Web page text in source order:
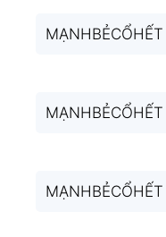
MẠNHBẺCỔHẾT
MẠNHBẺCỔHẾT
MẠNHBẺCỔHẾT